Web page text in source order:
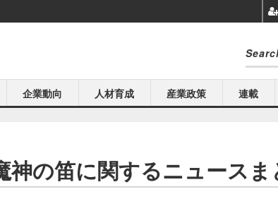
企業動向 人材育成 産業政策 連載
神の笛に関するニュースま